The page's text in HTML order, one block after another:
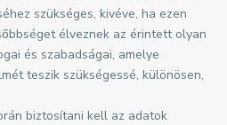
szükséges, kivéve, ha ezen
élveznek az érintett olyan
és szabadságai, amelye
teszik szükségessé, különösen,
biztosítani kell az adatok